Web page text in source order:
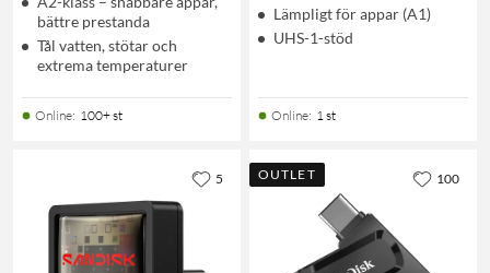
bättre prestanda
Tål vatten, stötar och
extrema temperaturer
Online: 100+ st
Lämpligt för appar (A1)
UHS-1-stöd
Online: 1 st
5 OUTLET 100